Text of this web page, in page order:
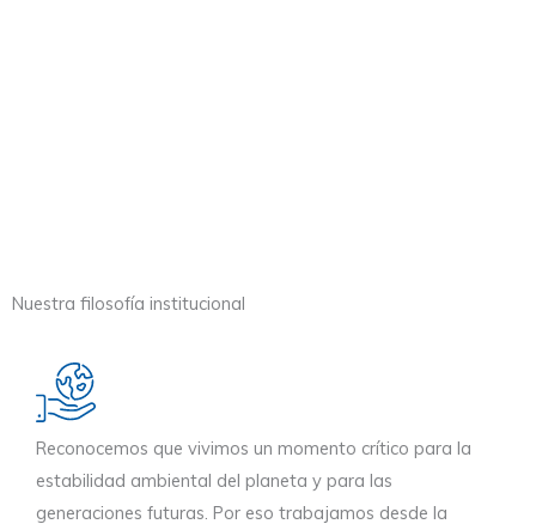
Nuestra filosofía institucional
Reconocemos que vivimos un momento crítico para la
estabilidad ambiental del planeta y para las
generaciones futuras. Por eso trabajamos desde la